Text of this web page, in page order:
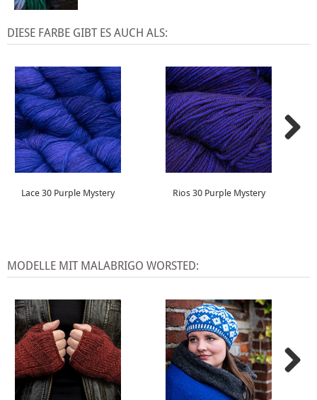
DIESE FARBE GIBT ES AUCH ALS:
Lace 30 Purple Mystery Rios 30 Purple Mystery
MODELLE MIT MALABRIGO WORSTED: